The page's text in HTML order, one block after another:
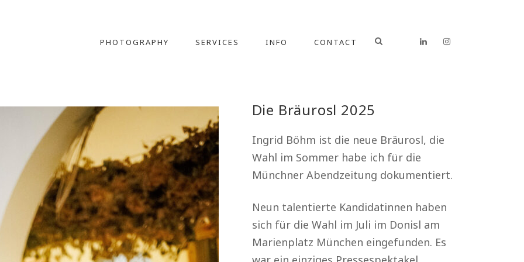
PHOTOGRAPHY SERVICES INFO CONTACT
Die Bräurosl 2025
Ingrid Böhm ist die neue Bräurosl, die
Wahl im Sommer habe ich für die
Münchner Abendzeitung dokumentiert.
Neun talentierte Kandidatinnen haben
sich für die Wahl im Juli im Donisl am
Marienplatz München eingefunden. Es